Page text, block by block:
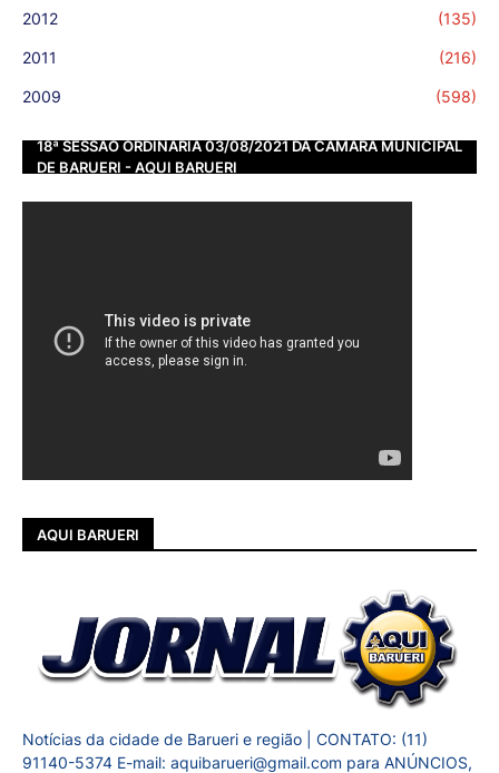
2012 (135)
2011 (216)
2009 (598)
18ª SESSÃO ORDINÁRIA 03/08/2021 DA CÂMARA MUNICIPAL
DE BARUERI - AQUI BARUERI
AQUI BARUERI
Notícias da cidade de Barueri e região | CONTATO: (11)
91140-5374 E-mail: aquibarueri@gmail.com para ANÚNCIOS,